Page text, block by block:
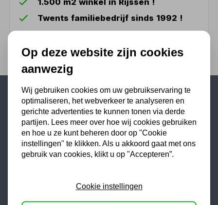
1.500 m2 winkel in Rijssen !
Twents familiebedrijf sinds 1992 !
Populaire categorieën
Werkplaatsinrichting
Lasapparaat
Tig lasapparaat
Motorlift
Op deze website zijn cookies
aanwezig
Wij gebruiken cookies om uw gebruikservaring te
optimaliseren, het webverkeer te analyseren en
gerichte advertenties te kunnen tonen via derde
partijen. Lees meer over hoe wij cookies gebruiken
en hoe u ze kunt beheren door op "Cookie
instellingen" te klikken. Als u akkoord gaat met ons
gebruik van cookies, klikt u op "Accepteren”.
Cookie instellingen